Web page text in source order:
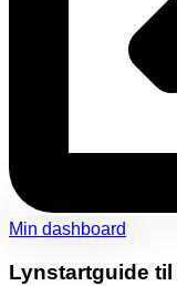
Min dashboard
Lynstartguide til